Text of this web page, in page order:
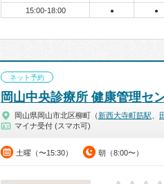
15:00-18:00 ● ●
ネット予約
岡山中央診療所 健康管理セ
岡山県岡山市北区柳町（ 新西大寺町筋駅
マイナ受付 (スマホ可)
土曜（〜15:30） 朝（8:00〜）